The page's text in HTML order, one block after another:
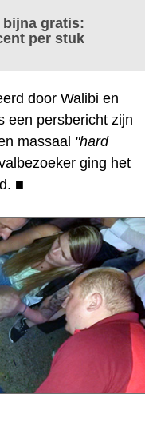
gratis:
per stuk
door Walibi en
een persbericht zijn
massaal "hard
ging het
■